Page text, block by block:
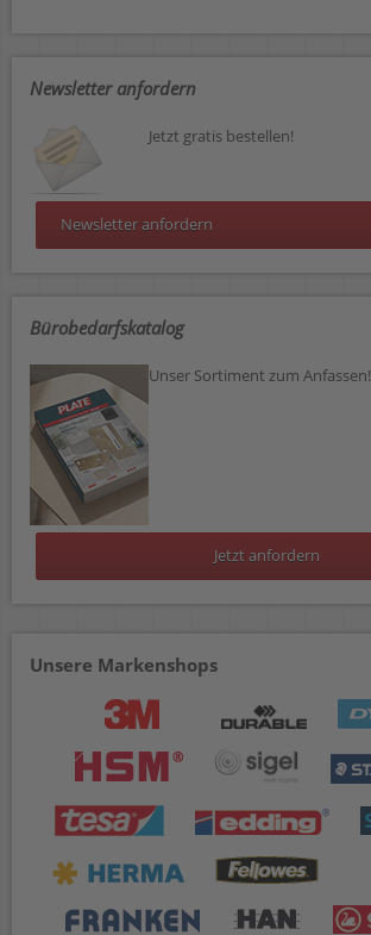
Newsletter anfordern
Jetzt gratis bestellen!
Newsletter anfordern
Bürobedarfskatalog
Unser Sortiment zum Anfassen!
Jetzt anfordern
Unsere Markenshops